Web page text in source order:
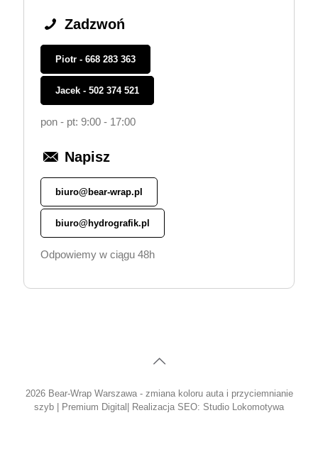
Zadzwoń
Piotr - 668 283 363
Jacek - 502 374 521
pon - pt: 9:00 - 17:00
Napisz
biuro@bear-wrap.pl
biuro@hydrografik.pl
Odpowiemy w ciągu 48h
2026 Bear-Wrap Warszawa - zmiana koloru auta i przyciemnianie
szyb |
Premium Digital | Realizacja SEO: Studio Lokomotywa